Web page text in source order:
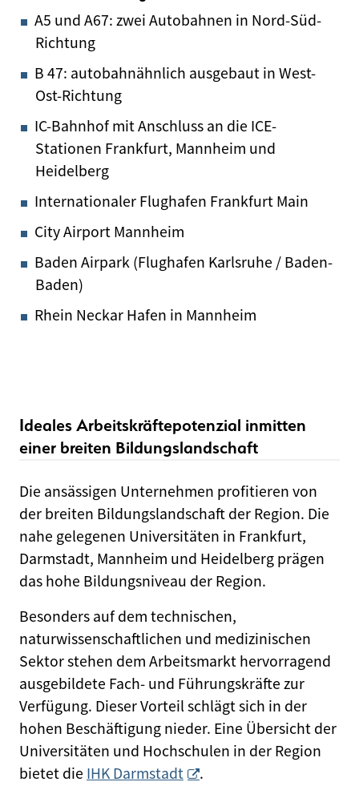
A5 und A67: zwei Autobahnen in Nord-Süd-
Richtung
B 47: autobahnähnlich ausgebaut in West-
Ost-Richtung
IC-Bahnhof mit Anschluss an die ICE-
Stationen Frankfurt, Mannheim und
Heidelberg
Internationaler Flughafen Frankfurt Main
City Airport Mannheim
Baden Airpark (Flughafen Karlsruhe / Baden-
Baden)
Rhein Neckar Hafen in Mannheim
Ideales Arbeitskräftepotenzial inmitten
einer breiten Bildungslandschaft
Die ansässigen Unternehmen profitieren von
der breiten Bildungslandschaft der Region. Die
nahe gelegenen Universitäten in Frankfurt,
Darmstadt, Mannheim und Heidelberg prägen
das hohe Bildungsniveau der Region.
Besonders auf dem technischen,
naturwissenschaftlichen und medizinischen
Sektor stehen dem Arbeitsmarkt hervorragend
ausgebildete Fach- und Führungskräfte zur
Verfügung. Dieser Vorteil schlägt sich in der
hohen Beschäftigung nieder. Eine Übersicht der
Universitäten und Hochschulen in der Region
bietet die IHK Darmstadt .